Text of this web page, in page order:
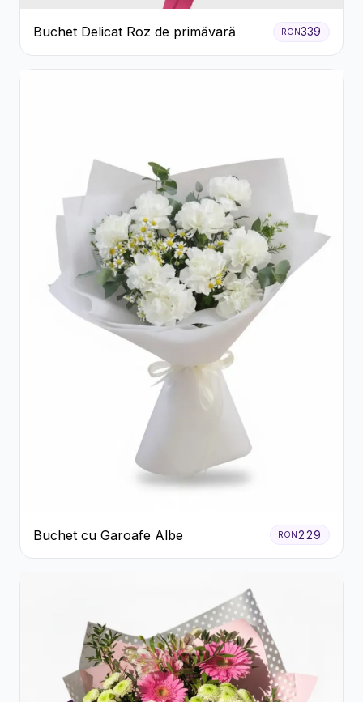
Buchet Delicat Roz de primăvară RON339
Buchet cu Garoafe Albe RON229